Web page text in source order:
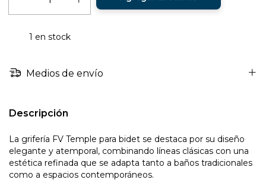
1 en stock
Medios de envío
Descripción
La grifería FV Temple para bidet se destaca por su diseño
elegante y atemporal, combinando líneas clásicas con una
estética refinada que se adapta tanto a baños tradicionales
como a espacios contemporáneos.